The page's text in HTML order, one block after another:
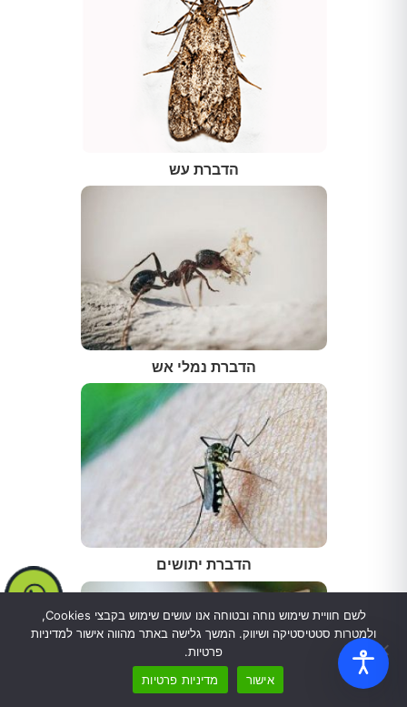
הדברת עש
הדברת נמלי אש
הדברת יתושים
לשם חוויית שימוש נוחה ובטוחה אנו עושים שימוש בקבצי Cookies,
ולמטרות סטטיסטיקה ושיווק. המשך גלישה באתר מהווה אישור למדיניות
פרטיות.
אישור
מדיניות פרטיות